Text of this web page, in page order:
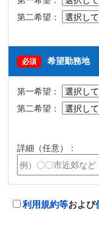
第二希望：
必須 希望勤務地
第一希望：
第二希望：
詳細（任意）：
利用規約等および